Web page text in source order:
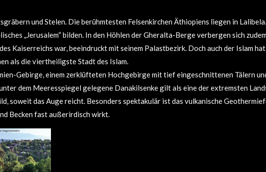
und Stelen. Die berühmtesten Felsenkirchen Äthiopiens liegen in
„Jerusalem“ bilden. In den Höhlen der Gheralta-Berge verbergen sich
Kaiserreichs war, beeindruckt mit seinem Palastbezirk. Doch auch der Islam
als die viertheiligste Stadt des Islam.
Gebirge, einem zerklüfteten Hochgebirge mit tief eingeschnittenen Tälern
dem Meeresspiegel gelegene Danakilsenke gilt als eine der extremsten
soweit das Auge reicht. Besonders spektakulär ist das vulkanische
Becken fast außerirdisch wirkt.